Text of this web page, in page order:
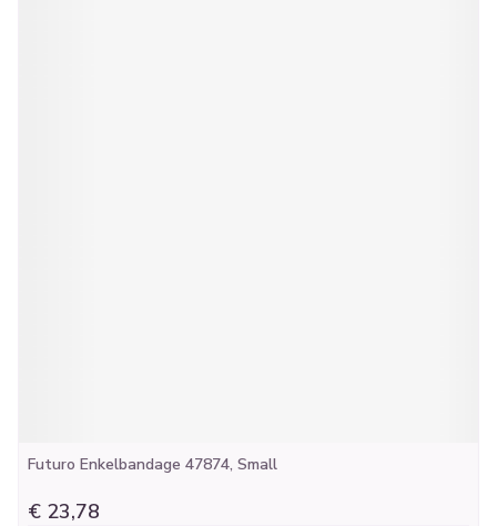
Futuro Enkelbandage 47874, Small
€ 23,78